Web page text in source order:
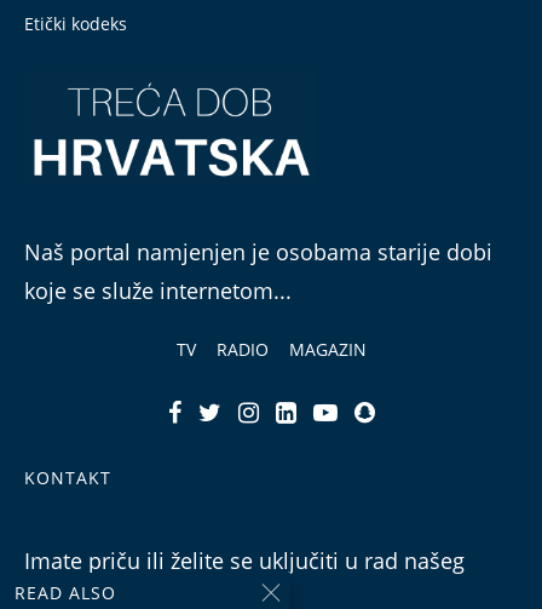
Etički kodeks
Naš portal namjenjen je osobama starije dobi
koje se služe internetom...
TV RADIO MAGAZIN
KONTAKT
Imate priču ili želite se uključiti u rad našeg
tima?
READ ALSO